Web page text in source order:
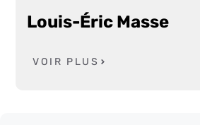
Louis-Éric Masse
VOIR PLUS